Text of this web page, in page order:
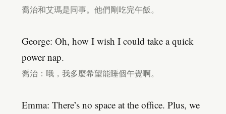
喬治和艾瑪是同事。他們剛吃完午飯。
George: Oh, how I wish I could take a quick
power nap.
喬治：哦，我多麼希望能睡個午覺啊。
Emma: There’s no space at the office. Plus, we